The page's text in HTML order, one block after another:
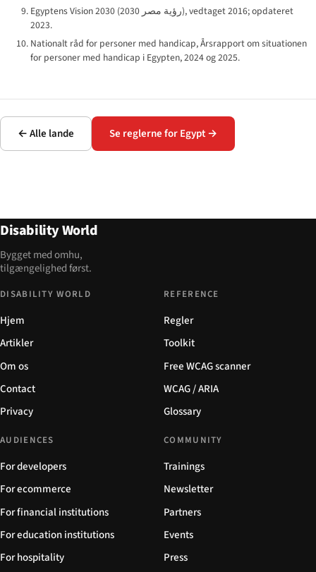
Egyptens Vision 2030 (
رؤية مصر 2030), vedtaget 2016; opdateret
2023.
Nationalt råd for personer med handicap, Årsrapport om situationen
for personer med handicap i Egypten, 2024 og 2025.
← Alle lande Se reglerne for Egypt →
Disability World
Bygget med omhu,
tilgængelighed først.
DISABILITY WORLD
Hjem
Artikler
Om os
Contact
Privacy
REFERENCE
Regler
Toolkit
Free WCAG scanner
WCAG / ARIA
Glossary
AUDIENCES
For developers
For ecommerce
For financial institutions
For education institutions
For hospitality
COMMUNITY
Trainings
Newsletter
Partners
Events
Press